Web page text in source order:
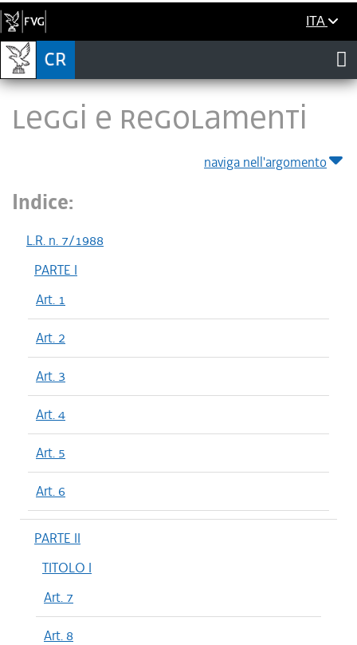
ITA
LEGGI E REGOLAMENTI
naviga nell'argomento
Indice:
L.R. n. 7/1988
PARTE I
Art. 1
Art. 2
Art. 3
Art. 4
Art. 5
Art. 6
PARTE II
TITOLO I
Art. 7
Art. 8